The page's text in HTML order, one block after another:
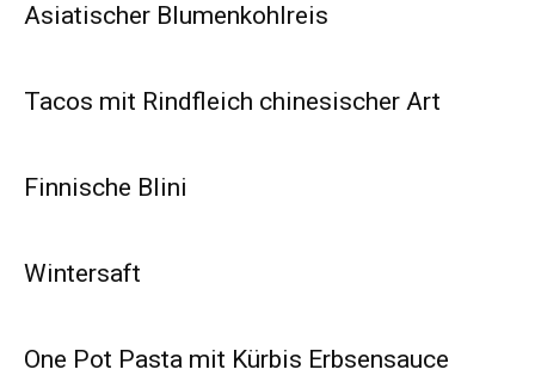
Asiatischer Blumenkohlreis
Tacos mit Rindfleich chinesischer Art
Finnische Blini
Wintersaft
One Pot Pasta mit Kürbis Erbsensauce